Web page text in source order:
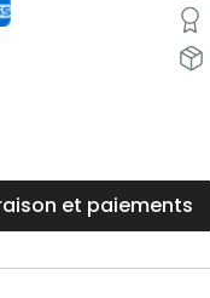
et paiements